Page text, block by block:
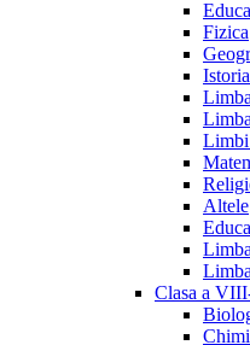
Fizica
Limbi
Altele
Clasa a